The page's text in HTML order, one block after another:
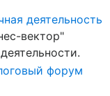
деятельность
вектор"